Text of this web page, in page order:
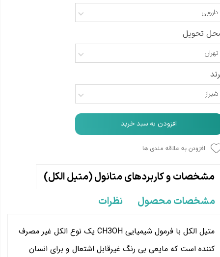
دارویی
تحویل
تهران
شیراز
افزودن به سبد خرید
افزودن به علاقه مندی ها
مشخصات و کاربردهای متانول (متیل الکل)
مشخصات محصول
نظرات
متیل الکل با فرمول شیمیایی CH3OH یک نوع الکل غیر مصرف
کننده است که مایعی بی رنگ غیرقابل اشتعال و برای انسان